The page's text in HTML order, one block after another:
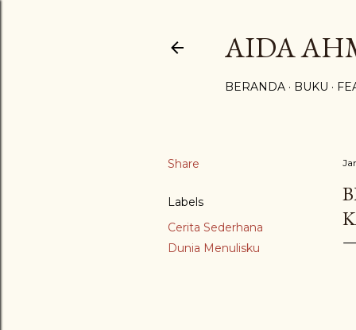
AIDA
BERANDA BUKU
Share
Labels
Cerita Sederhana
Dunia Menulisku